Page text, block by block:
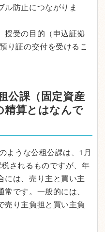
ル防止につながりま
授受の目的（申込証拠
り証の交付を受けるこ
公課（固定資産
精算とはなんで
ような公租公課は、1月
されるものですが、年
には、売り主と買い主
です。一般的には、
売り主負担と買い主負